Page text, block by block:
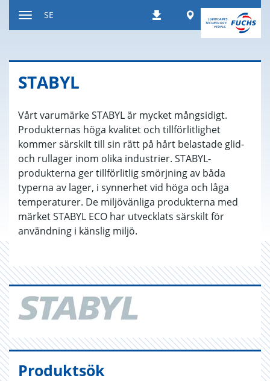
Nedladdningar
Worldwide
SE
STA­BYL
Vårt varumärke STABYL är mycket mångsidigt.
Produkternas höga kvalitet och tillförlitlighet
kommer särskilt till sin rätt på hårt belastade glid-
och rullager inom olika industrier. STABYL-
produkterna ger tillförlitlig smörjning av båda
typerna av lager, i synnerhet vid höga och låga
temperaturer. De miljövänliga produkterna med
märket STABYL ECO har utvecklats särskilt för
användning i känslig miljö.
Produktsök